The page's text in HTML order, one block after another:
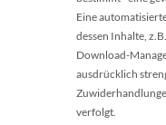
Eine
dessen Inhalte,
Download-
ausdrücklich
verfolgt.